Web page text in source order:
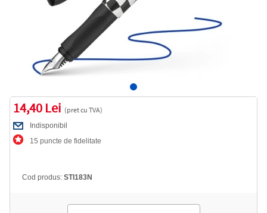
14,40 Lei (pret cu TVA)
Indisponibil
15 puncte de fidelitate
Cod produs: STI183N